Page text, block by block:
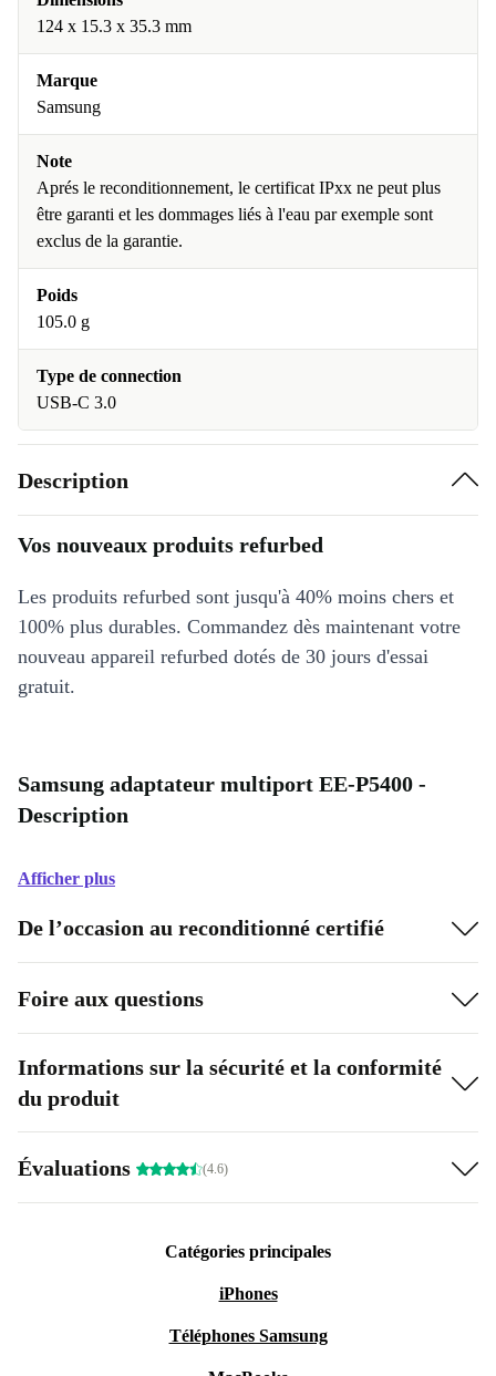
124 x 15.3 x 35.3 mm
Marque
Samsung
Note
Aprés le reconditionnement, le certificat IPxx ne peut plus
être garanti et les dommages liés à l'eau par exemple sont
exclus de la garantie.
Poids
105.0 g
Type de connection
USB-C 3.0
Description
Vos nouveaux produits refurbed
Les produits refurbed sont jusqu'à 40% moins chers et
100% plus durables. Commandez dès maintenant votre
nouveau appareil refurbed dotés de 30 jours d'essai
gratuit.
Samsung adaptateur multiport EE-P5400 -
Description
Afficher plus
De l’occasion au reconditionné certifié
Foire aux questions
Informations sur la sécurité et la conformité
du produit
Évaluations (4.6)
Catégories principales
iPhones
Téléphones Samsung